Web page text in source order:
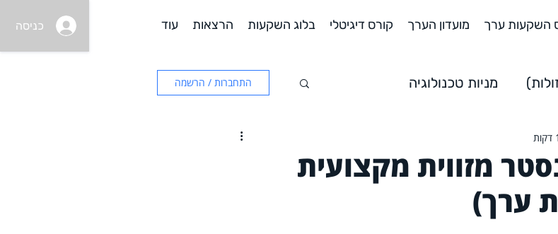
כניסה השקעות ערך מועדון הערך קורס דיגיטלי בלוג השקעות הרצאות עוד
מניות טכנולוגיה
השקעות למתחילים
התחברות / הרשמה
מזווית מקצועית
ערך)